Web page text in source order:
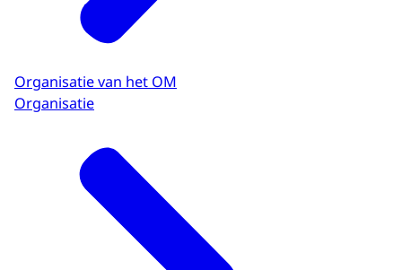
Organisatie van het OM
Organisatie